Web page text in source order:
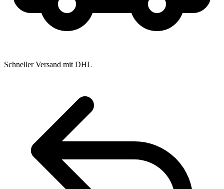
Schneller Versand mit DHL